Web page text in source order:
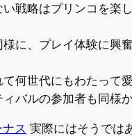
戦略はプリンコを楽
に、プレイ体験に興
何世代にもわたって
バルの参加者も同様
ス 実際にはそうでは